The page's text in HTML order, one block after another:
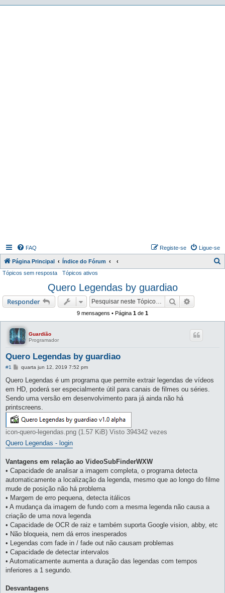
FAQ Ligue-se
Registe-se
Página Principal Índice do Fórum
i
Tópicos sem resposta Tópicos ativos
Quero Legendas by guardiao
Responder Pesquisar
9 mensagens • Página 1 de 1
Guardião
Programador
Quero Legendas by guardiao
#1
M
n
a
g
m
quarta jun 12, 2019 7:52 pm
Quero Legendas é um programa que permite extrair legendas de vídeos
em HD, poderá ser especialmente útil para canais de filmes ou séries.
Sendo uma versão em desenvolvimento para já ainda não há
printscreens.
icon-quero-legendas.png (1.57 KiB) Visto 394342 vezes
Quero Legendas - login
Vantagens em relação ao VideoSubFinderWXW
• Capacidade de analisar a imagem completa, o programa detecta
automaticamente a localização da legenda, mesmo que ao longo do filme
mude de posição não há problema
• Margem de erro pequena, detecta itálicos
• A mudança da imagem de fundo com a mesma legenda não causa a
criação de uma nova legenda
• Capacidade de OCR de raiz e também suporta Google vision, abby, etc
• Não bloqueia, nem dá erros inesperados
• Legendas com fade in / fade out não causam problemas
• Capacidade de detectar intervalos
• Automaticamente aumenta a duração das legendas com tempos
inferiores a 1 segundo.
Desvantagens